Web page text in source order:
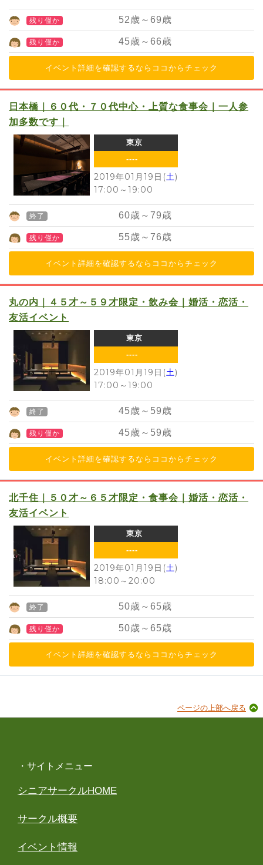
残り僅か 52歳～69歳
残り僅か 45歳～66歳
イベント詳細を確認するならココからチェック
日本橋｜６０代・７０代中心・上質な食事会｜一人参
加多数です｜
東京
----
2019年01月19日(土)
17:00 ～ 19:00
終了 60歳～79歳
残り僅か 55歳～76歳
イベント詳細を確認するならココからチェック
丸の内｜４５才～５９才限定・飲み会｜婚活・恋活・
友活イベント
東京
----
2019年01月19日(土)
17:00 ～ 19:00
終了 45歳～ 59歳
残り僅か 45歳～ 59歳
イベント詳細を確認するならココからチェック
北千住｜５０才～６５才限定・食事会｜婚活・恋活・
友活イベント
東京
----
2019年01月19日(土)
18:00 ～ 20:00
終了 50歳～65歳
残り僅か 50歳～65歳
イベント詳細を確認するならココからチェック
ページの上部へ戻る
・サイトメニュー
シニアサークルHOME
サークル概要
イベント情報